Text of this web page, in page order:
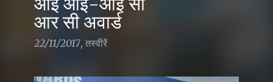
आर सी अवार्ड
22/11/2017, तस्वीरें